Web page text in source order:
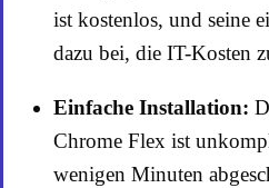
ist kostenlos, und seine
dazu bei, die IT-Kosten
Einfache Installation:
Chrome Flex ist
wenigen Minuten